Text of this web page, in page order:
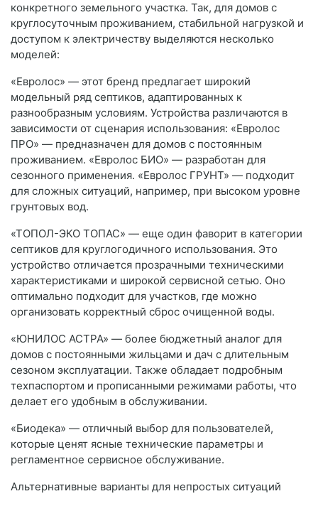
конкретного земельного участка. Так, для домов с
круглосуточным проживанием, стабильной нагрузкой и
доступом к электричеству выделяются несколько
моделей:
«Евролос» — этот бренд предлагает широкий
модельный ряд септиков, адаптированных к
разнообразным условиям. Устройства различаются в
зависимости от сценария использования: «Евролос
ПРО» — предназначен для домов с постоянным
проживанием. «Евролос БИО» — разработан для
сезонного применения. «Евролос ГРУНТ» — подходит
для сложных ситуаций, например, при высоком уровне
грунтовых вод.
«ТОПОЛ-ЭКО ТОПАС» — еще один фаворит в категории
септиков для круглогодичного использования. Это
устройство отличается прозрачными техническими
характеристиками и широкой сервисной сетью. Оно
оптимально подходит для участков, где можно
организовать корректный сброс очищенной воды.
«ЮНИЛОС АСТРА» — более бюджетный аналог для
домов с постоянными жильцами и дач с длительным
сезоном эксплуатации. Также обладает подробным
техпаспортом и прописанными режимами работы, что
делает его удобным в обслуживании.
«Биодека» — отличный выбор для пользователей,
которые ценят ясные технические параметры и
регламентное сервисное обслуживание.
Альтернативные варианты для непростых ситуаций